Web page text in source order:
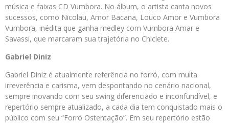
música e faixas CD Vumbora. No álbum, o artista canta novos
sucessos, como Nicolau, Amor Bacana, Louco Amor e Vumbora
Vumbora, inédita que ganha medley com Vumbora Amar e
Savassi, que marcaram sua trajetória no Chiclete.
Gabriel Diniz
Gabriel Diniz é atualmente referência no forró, com muita
irreverência e carisma, vem despontando no cenário nacional,
sempre inovando com seu swing diferenciado e inconfundível, e
repertório sempre atualizado, a cada dia tem conquistado mais o
público com seu “Forró Ostentação”. Em seu repertório estão